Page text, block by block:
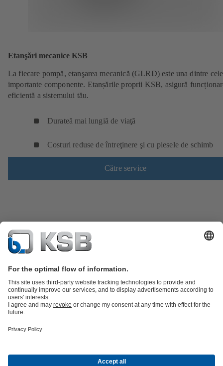
Etanşări mecanice KSB
La fiecare pompă, etanşarea mecanică (GLRD) este una dintre
importante componente. Etanșările proprii KSB, asigură
eficientă a sistemului tău.
Durateă mai lungiă de viaţă
Costuri reduse de întreţinere şi cu piesele de schimb
Către service
Industrie generalăConstrucții